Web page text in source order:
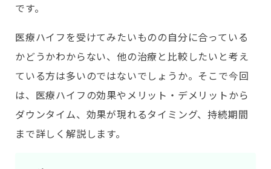
です。
医療ハイフを受けてみたいものの自分に合っている
かどうかわからない、他の治療と比較したいと考え
ている方は多いのではないでしょうか。そこで今回
は、医療ハイフの効果やメリット・デメリットから
ダウンタイム、効果が現れるタイミング、持続期間
まで詳しく解説します。